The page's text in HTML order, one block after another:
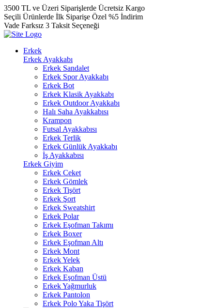
3500 TL ve Üzeri Siparişlerde Ücretsiz Kargo
Seçili Ürünlerde İlk Siparişe Özel %5 İndirim
Vade Farksız 3 Taksit Seçeneği
Erkek
Erkek Ayakkabı
Erkek Sandalet
Erkek Spor Ayakkabı
Erkek Bot
Erkek Klasik Ayakkabı
Erkek Outdoor Ayakkabı
Halı Saha Ayakkabısı
Krampon
Futsal Ayakkabısı
Erkek Terlik
Erkek Günlük Ayakkabı
İş Ayakkabısı
Erkek Giyim
Erkek Ceket
Erkek Gömlek
Erkek Tişört
Erkek Şort
Erkek Sweatshirt
Erkek Polar
Erkek Eşofman Takımı
Erkek Boxer
Erkek Eşofman Altı
Erkek Mont
Erkek Yelek
Erkek Kaban
Erkek Eşofman Üstü
Erkek Yağmurluk
Erkek Pantolon
Erkek Polo Yaka Tişört